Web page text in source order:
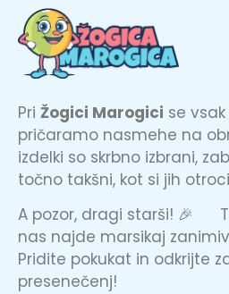
Pri Žogici Marogici se
pričaramo nasmehe na
izdelki so skrbno izbrani,
točno takšni, kot si jih otroci
A pozor, dragi starši! 🎉
nas najde marsikaj
Pridite pokukat in odkrijte
presenečenj!